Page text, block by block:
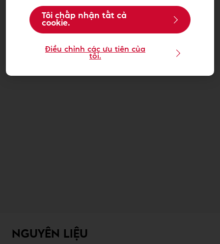
NGUYÊN LIỆU
Tôi chấp nhận tất cả
cookie.
Điều chỉnh các ưu tiên của
tôi.